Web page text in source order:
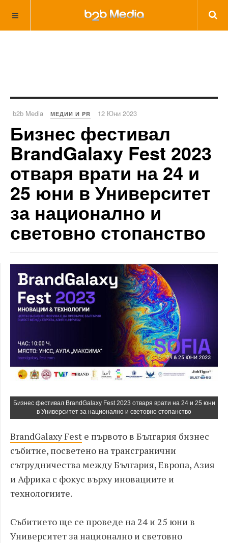
b2b Media МЕДИИ И PR 12 Юни 2023
Бизнес фестивал
BrandGalaxy Fest 2023
отваря врати на 24 и
25 юни в Университет
за национално и
световно стопанство
Бизнес фестивал BrandGalaxy Fest 2023 отваря врати на 24 и 25 юни
в Университет за национално и световно стопанство
BrandGalaxy Fest е първото в България бизнес
събитие, посветено на трансгранични
сътрудничества между България, Европа, Азия
и Африка с фокус върху иновациите и
технологиите.
Събитието ще се проведе на 24 и 25 юни в
Университет за национално и световно